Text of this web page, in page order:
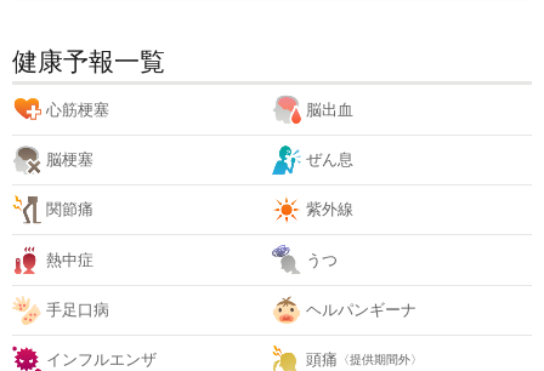
健康予報一覧
心筋梗塞 脳出血
脳梗塞 ぜん息
関節痛 紫外線
熱中症 うつ
手足口病 ヘルパンギーナ
インフルエンザ 頭痛 〈提供期間外〉